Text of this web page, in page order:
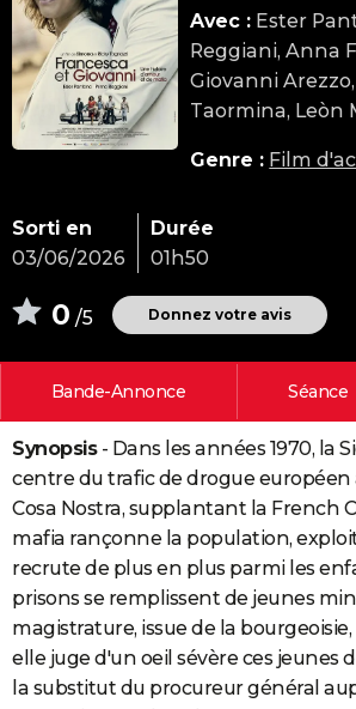
Destinations
City break
Voyage nature
Voyage de noces
Forum
Climat
+
PHOTO
GUIDES D'ACHAT
BONS PLANS
Carte de Noël
Carte Bonne année
Carte Saint-Valentin
Carte Pâques
Carte d'anniversaire
DICTIONNAIRE
Dictionnaire
Biographies
Citations
Expressions
Proverbes
PROGRAMME TV
COPAINS D'AVANT
S'inscrire
Se connecter
Lycées
Collèges
Primaires
Universités
Entreprises
Service militaire
Avis de recherche
Bricolage
Lifestyle
Culture
Sport
Auto
Television
Voyage
Cinema
Avec : Ester
Reggiani, Anna
Giovanni
Taormina, Leòn
Genre : Film
Sorti en
03/06/2026
Durée
01h50
0 /5 Donnez votre avis
Bande-Annonce Séance
Synopsis- Dans les années 1970, la
centre du trafic de drogue européen
Cosa Nostra, supplantant la French
mafia rançonne la population,
recrute de plus en plus parmi les
prisons se remplissent de jeunes
magistrature, issue de la
elle juge d'un oeil sévère ces jeunes
la substitut du procureur général